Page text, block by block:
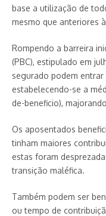
base a utilização de
mesmo que anteriores
Rompendo a barreira
(PBC), estipulado em
segurado podem
estabelecendo-se a
de-beneficio),
Os aposentados
tinham maiores
estas foram
transição maléfica.
Também podem ser
ou tempo de